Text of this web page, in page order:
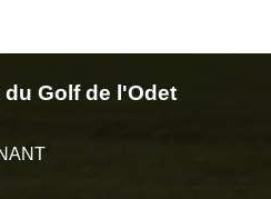
Golf de l'Odet